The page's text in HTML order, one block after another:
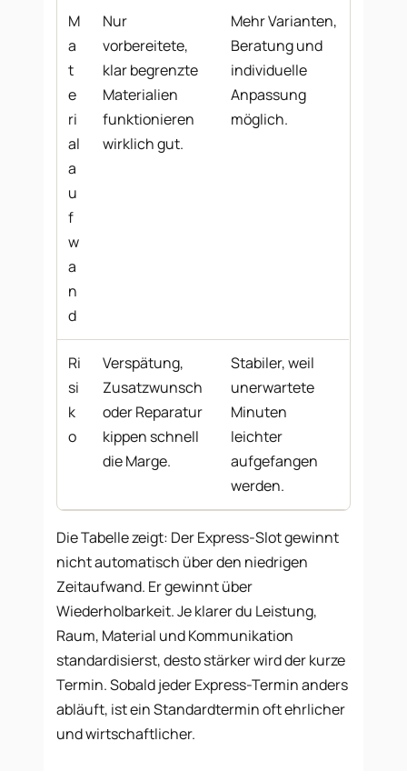
M
a
t
e
ri
al
a
u
f
w
a
n
d
Nur
vorbereitete,
klar begrenzte
Materialien
funktionieren
wirklich gut.
Mehr Varianten,
Beratung und
individuelle
Anpassung
möglich.
Ri
si
k
o
Verspätung,
Zusatzwunsch
oder Reparatur
kippen schnell
die Marge.
Stabiler, weil
unerwartete
Minuten
leichter
aufgefangen
werden.
Die Tabelle zeigt: Der Express-Slot gewinnt
nicht automatisch über den niedrigen
Zeitaufwand. Er gewinnt über
Wiederholbarkeit. Je klarer du Leistung,
Raum, Material und Kommunikation
standardisierst, desto stärker wird der kurze
Termin. Sobald jeder Express-Termin anders
abläuft, ist ein Standardtermin oft ehrlicher
und wirtschaftlicher.